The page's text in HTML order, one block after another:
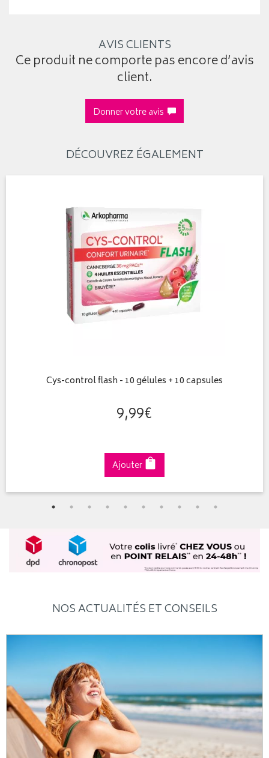
AVIS CLIENTS
Ce produit ne comporte pas encore d’avis
client.
Donner votre avis
DÉCOUVREZ ÉGALEMENT
Cys-control flash - 10 gélules + 10 capsules
9,99€
Ajouter
NOS ACTUALITÉS ET CONSEILS